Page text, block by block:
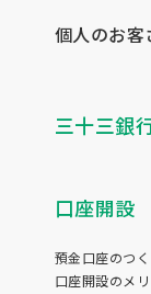
個人のお客
三十三銀
口座開設
預金口座のつ
口座開設のメ